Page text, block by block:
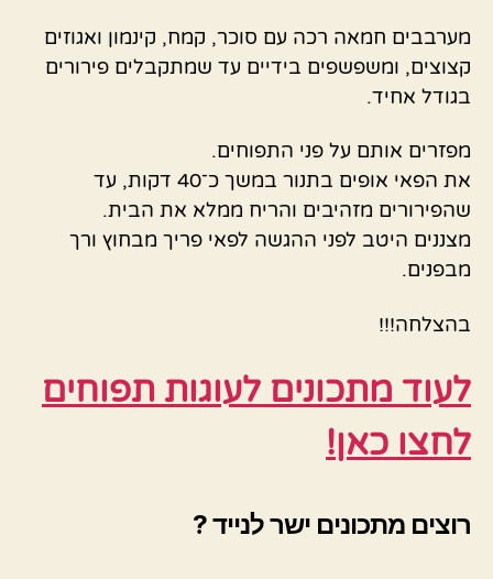
מערבבים חמאה רכה עם סוכר, קמח, קינמון ואגוזים
קצוצים, ומשפשפים בידיים עד שמתקבלים פירורים
בגודל אחיד.
מפזרים אותם על פני התפוחים.
את הפאי אופים בתנור במשך כ־40 דקות, עד
שהפירורים מזהיבים והריח ממלא את הבית.
מצננים היטב לפני ההגשה לפאי פריך מבחוץ ורך
מבפנים.
בהצלחה!!!
לעוד מתכונים לעוגות תפוחים
לחצו כאן!
רוצים מתכונים ישר לנייד ?